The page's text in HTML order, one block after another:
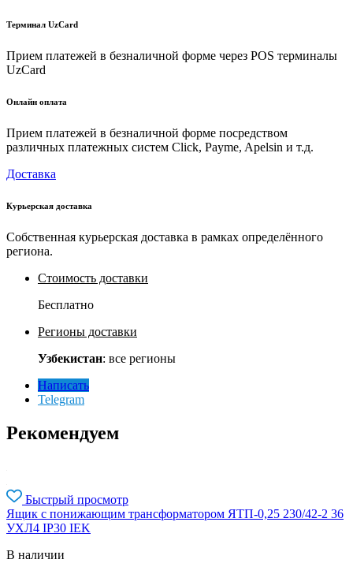
Терминал UzCard
Прием платежей в безналичной форме через POS терминалы
UzCard
Онлайн оплата
Прием платежей в безналичной форме посредством
различных платежных систем Click, Payme, Apelsin и т.д.
Доставка
Курьерская доставка
Собственная курьерская доставка в рамках определённого
региона.
Стоимость доставки
Бесплатно
Регионы доставки
Узбекистан: все регионы
Написать
Telegram
Рекомендуем
Быстрый просмотр
Ящик с понижающим трансформатором ЯТП-0,25 230/42-2 36
УХЛ4 IP30 IEK
В наличии